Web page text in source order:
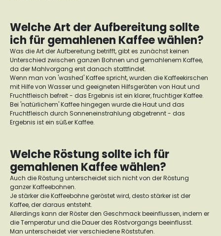
Welche Art der Aufbereitung sollte
ich für gemahlenen Kaffee wählen?
Was die Art der Aufbereitung betrifft, gibt es zunächst keinen
Unterschied zwischen ganzen Bohnen und gemahlenem Kaffee,
da der Mahlvorgang erst danach stattfindet.
Wenn man von 'washed' Kaffee spricht, wurden die Kaffeekirschen
mit Hilfe von Wasser und geeigneten Hilfsgeräten von Haut und
Fruchtfleisch befreit - das Ergebnis ist ein klarer, fruchtiger Kaffee.
Bei 'natürlichem' Kaffee hingegen wurde die Haut und das
Fruchtfleisch durch Sonneneinstrahlung abgetrennt - das
Ergebnis ist ein süßer Kaffee.
Welche Röstung sollte ich für
gemahlenen Kaffee wählen?
Auch die Röstung unterscheidet sich nicht von der Röstung
ganzer Kaffeebohnen.
Je stärker die Kaffeebohne geröstet wird, desto stärker ist der
Kaffee, der daraus entsteht.
Allerdings kann der Röster den Geschmack beeinflussen, indem er
die Temperatur und die Dauer des Röstvorgangs beeinflusst.
Man unterscheidet vier verschiedene Röststufen.